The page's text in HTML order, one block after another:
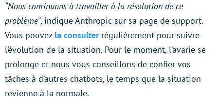
“Nous continuons à travailler à la résolution de ce
problème”, indique Anthropic sur sa page de support.
Vous pouvez la consulterrégulièrement pour suivre
l’évolution de la situation. Pour le moment, l’avarie se
prolonge et nous vous conseillons de confier vos
tâches à d’autres chatbots, le temps que la situation
revienne à la normale.